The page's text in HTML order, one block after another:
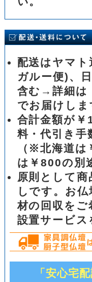
配送はヤマト
ガルー便)、
含む→詳細は
でお届けしま
合計金額が
料・代引き手
（※北海道は
は￥800の別
原則として
しです。お
材の回収をご
設置サービス
「安心宅